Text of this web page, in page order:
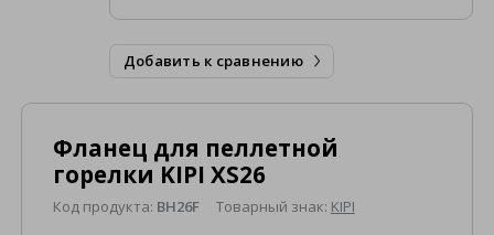
Добавить к сравнению 
Фланец для пеллетной
горелки KIPI XS26
Код продукта: BH26F Товарный знак: KIPI